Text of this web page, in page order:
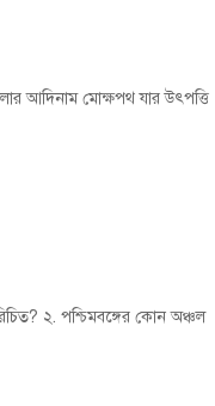
আদিনাম মোক্ষপথ যার উৎপত্তি
২. পশ্চিমবঙ্গের কোন অঞ্চল